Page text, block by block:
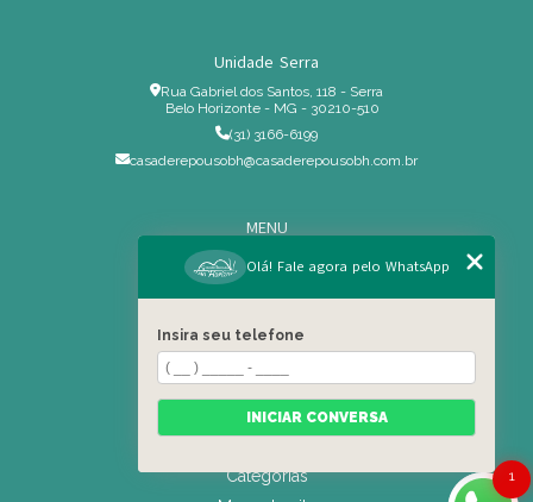
Unidade Serra
Rua Gabriel dos Santos, 118 - Serra
Belo Horizonte - MG - 30210-510
(31) 3166-6199
casaderepousobh@casaderepousobh.com.br
MENU
Home
Institucional
Serviços Especiais
Blog
Residência
Categorias
1
Olá! Fale agora pelo WhatsApp
Insira seu telefone
INICIAR CONVERSA